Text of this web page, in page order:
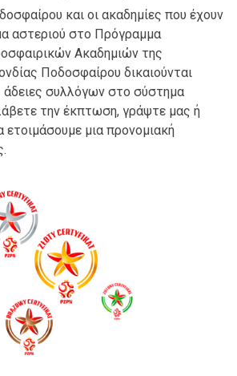
και οι ακαδημίες που έχουν
αστεριού στο Πρόγραμμα
Ακαδημιών της
Ποδοσφαίρου δικαιούνται
συλλόγων στο σύστημα
την έκπτωση, γράψτε μας ή
ετοιμάσουμε μια προνομιακή